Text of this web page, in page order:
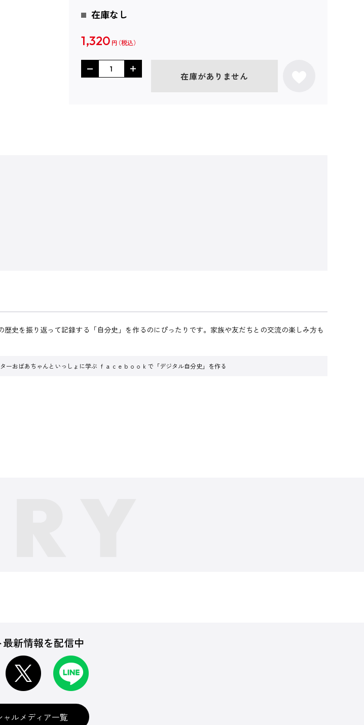
在庫なし
1,320 円
在庫がありません
史を振り返って記録する「自分史」を作るのにぴったりです。家族や友だちとの交流の楽しみ方も
ーおばあちゃんといっしょに学ぶ ｆａｃｅｂｏｏｋで「デジタル自分史」を作る
最新情報を配信中
ャルメディア一覧